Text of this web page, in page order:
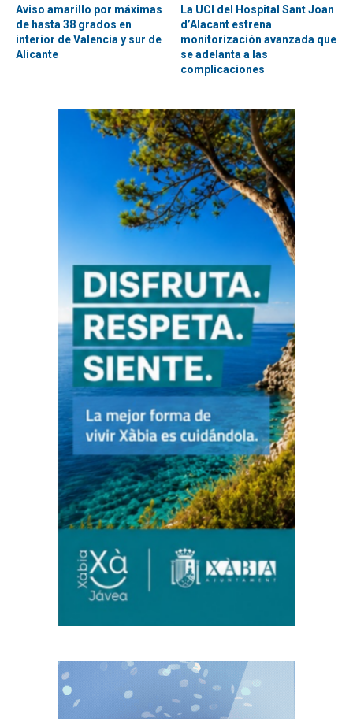
Aviso amarillo por máximas
de hasta 38 grados en
interior de Valencia y sur de
Alicante
La UCI del Hospital Sant Joan
d’Alacant estrena
monitorización avanzada que
se adelanta a las
complicaciones